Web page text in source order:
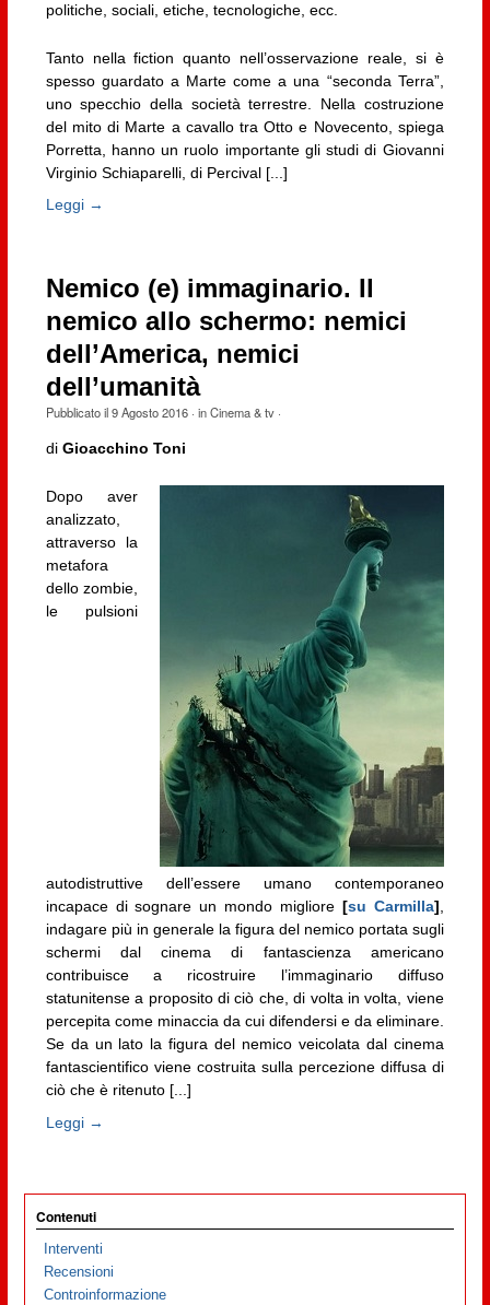
politiche, sociali, etiche, tecnologiche, ecc.
Tanto nella fiction quanto nell’osservazione reale, si è
spesso guardato a Marte come a una “seconda Terra”,
uno specchio della società terrestre. Nella costruzione
del mito di Marte a cavallo tra Otto e Novecento, spiega
Porretta, hanno un ruolo importante gli studi di Giovanni
Virginio Schiaparelli, di Percival [...]
Leggi →
Nemico (e) immaginario. Il
nemico allo schermo: nemici
dell’America, nemici
dell’umanità
Pubblicato il9 Agosto 2016· inCinema & tv·
di Gioacchino Toni
Dopo aver
analizzato,
attraverso la
metafora
dello zombie,
le pulsioni
autodistruttive dell’essere umano contemporaneo
incapace di sognare un mondo migliore [su Carmilla],
indagare più in generale la figura del nemico portata sugli
schermi dal cinema di fantascienza americano
contribuisce a ricostruire l’immaginario diffuso
statunitense a proposito di ciò che, di volta in volta, viene
percepita come minaccia da cui difendersi e da eliminare.
Se da un lato la figura del nemico veicolata dal cinema
fantascientifico viene costruita sulla percezione diffusa di
ciò che è ritenuto [...]
Leggi →
Contenuti
Interventi
Recensioni
Controinformazione